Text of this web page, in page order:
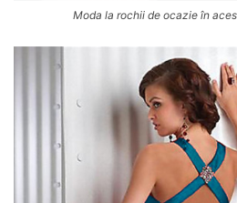
Moda la rochii de ocazie în